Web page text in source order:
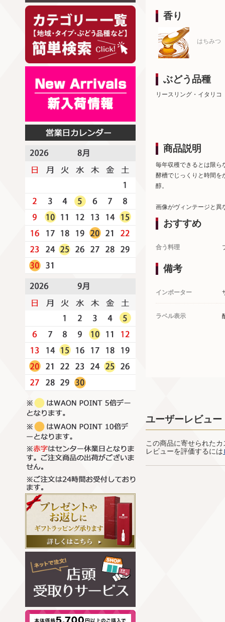
香り
はちみつ
ぶどう品種
リースリング・イタリコ
商品説明
毎年収穫できるとは限ら
酵槽でじっくりと時間を
醇。
画像がヴィンテージと異
おすすめ
合う料理
備考
インポーター
ラベル表示
ユーザーレビュー
この商品に寄せられた
レビューを評価するには